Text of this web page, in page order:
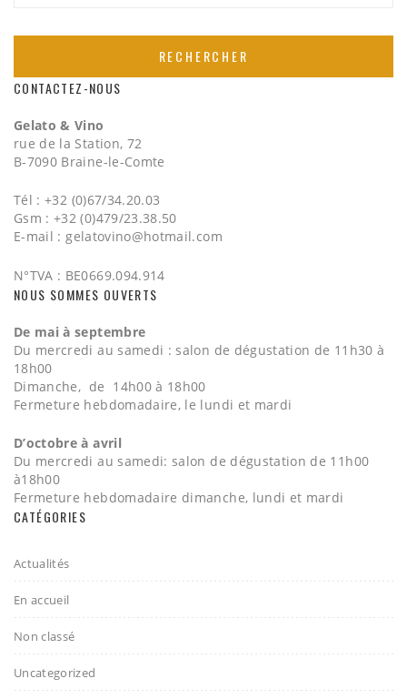
CONTACTEZ-NOUS
Gelato & Vino
rue de la Station, 72
B-7090 Braine-le-Comte
Tél : +32 (0)67/34.20.03
Gsm : +32 (0)479/23.38.50
E-mail :gelatovino@hotmail.com
N°TVA : BE0669.094.914
NOUS SOMMES OUVERTS
De mai à septembre
Du mercredi au samedi : salon de dégustation de 11h30 à
18h00
Dimanche, de 14h00 à 18h00
Fermeture hebdomadaire, le lundi et mardi
D’octobre à avril
Du mercredi au samedi: salon de dégustation de 11h00
à18h00
Fermeture hebdomadaire dimanche, lundi et mardi
CATÉGORIES
Actualités
En accueil
Non classé
Uncategorized